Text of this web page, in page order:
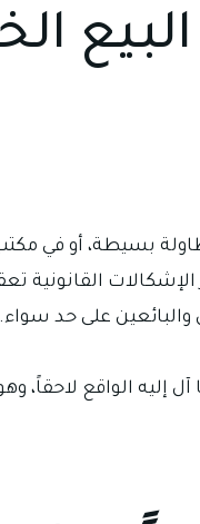
بسيطة، أو في
القانونية
والبائعين على حد سواء.
إليه الواقع لاحقاً،